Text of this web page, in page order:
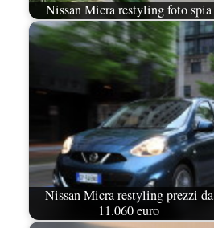
Nissan Micra restyling foto spia
Nissan Micra restyling prezzi da
11.060 euro